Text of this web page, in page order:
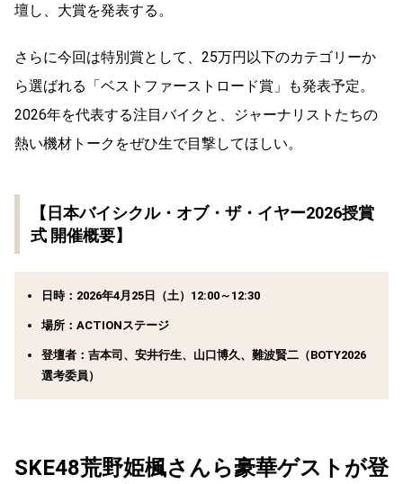
壇し、大賞を発表する。
さらに今回は特別賞として、25万円以下のカテゴリーか
ら選ばれる「ベストファーストロード賞」も発表予定。
2026年を代表する注目バイクと、ジャーナリストたちの
熱い機材トークをぜひ生で目撃してほしい。
【日本バイシクル・オブ・ザ・イヤー2026授賞
式 開催概要】
日時：2026年4月25日（土）12:00～12:30
場所：ACTIONステージ
登壇者：吉本司、安井行生、山口博久、難波賢二（BOTY2026
選考委員）
SKE48荒野姫楓さんら豪華ゲストが登